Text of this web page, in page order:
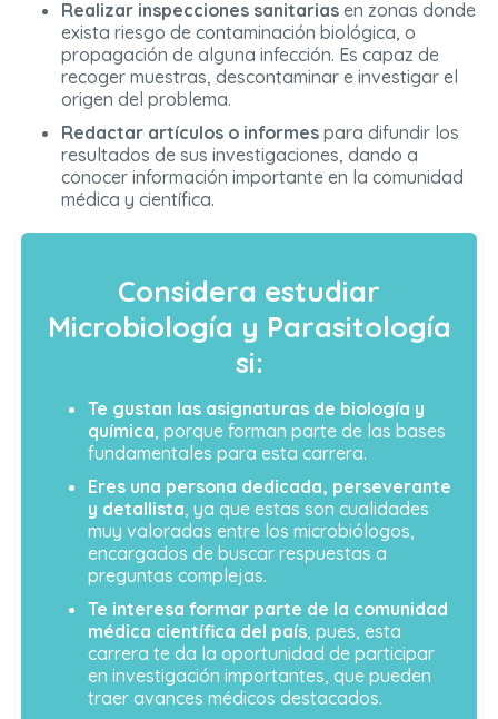
Realizar inspecciones sanitarias en zonas donde
exista riesgo de contaminación biológica, o
propagación de alguna infección. Es capaz de
recoger muestras, descontaminar e investigar el
origen del problema.
Redactar artículos o informes para difundir los
resultados de sus investigaciones, dando a
conocer información importante en la comunidad
médica y científica.
Considera estudiar
Microbiología y Parasitología
si:
Te gustan las asignaturas de biología y
química, porque forman parte de las bases
fundamentales para esta carrera.
Eres una persona dedicada, perseverante
y detallista, ya que estas son cualidades
muy valoradas entre los microbiólogos,
encargados de buscar respuestas a
preguntas complejas.
Te interesa formar parte de la comunidad
médica científica del país, pues, esta
carrera te da la oportunidad de participar
en investigación importantes, que pueden
traer avances médicos destacados.